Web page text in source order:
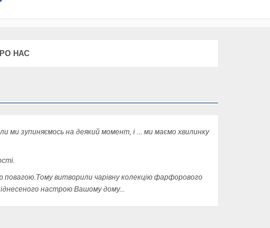
НАС
ми зупиняємось на деякий момент, і ... ми маємо хвилинку
повагою.Тому витворили чарівну колекцію фарфорового
настрою Вашому дому...